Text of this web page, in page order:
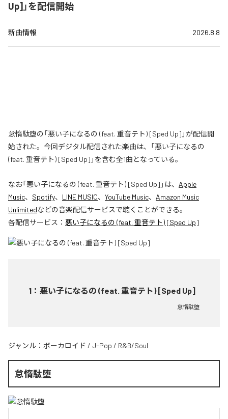
Up]」を配信開始
新曲情報 2026.8.8
怠惰駄堕の「悪い子になるの (feat. 重音テト) [Sped Up]」が配信開
始された。今回デジタル配信された楽曲は、「悪い子になるの
(feat. 重音テト) [Sped Up]」を含む全1曲となっている。
なお「悪い子になるの (feat. 重音テト) [Sped Up] 」は、 Apple
Music、 Spotify、 LINE MUSIC、 YouTube Music、 Amazon Music
Unlimitedなどの音楽配信サービスで聴くことができる。
各配信サービス： 悪い子になるの (feat. 重音テト) [Sped Up]
1 ： 悪い子になるの (feat. 重音テト) [Sped Up]
怠惰駄堕
ジャンル： ボーカロイド / J-Pop / R&B/Soul
怠惰駄堕